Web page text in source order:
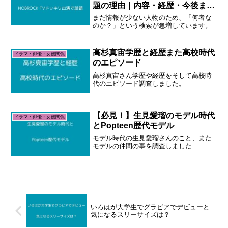
題の理由｜内容・経歴・今後まと
め
まだ情報が少ない人物のため、「何者な
のか？」という検索が急増しています。
ドラマ・俳優・女優関係
高杉真宙学歴と経歴また高校時代
のエピソード
高杉真宙さん学歴や経歴をそして高校時
代のエピソード調査しました。
ドラマ・俳優・女優関係
【必見！】生見愛瑠のモデル時代
とPopteen歴代モデル
モデル時代の生見愛瑠さんのこと、また
モデルの仲間の事を調査しました
いろはが大学生でグラビアでデビューと
気になるスリーサイズは？